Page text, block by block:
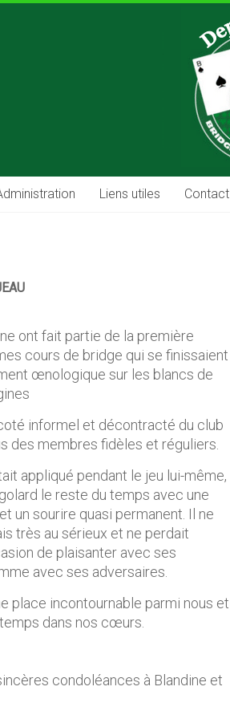
Liens utiles Contact
ont fait partie de la première
cours de bridge qui se finissaient
œnologique sur les blancs de
informel et décontracté du club
des membres fidèles et réguliers.
appliqué pendant le jeu lui-même,
le reste du temps avec une
un sourire quasi permanent. Il ne
très au sérieux et ne perdait
de plaisanter avec ses
avec ses adversaires.
place incontournable parmi nous et
dans nos cœurs.
condoléances à Blandine et